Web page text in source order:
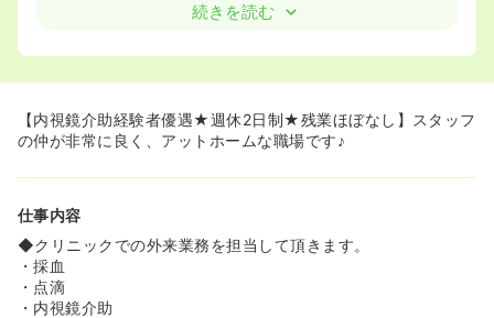
だく可能性があります。
≪スキルアップ可能★≫
り、幅広く知識や技術が身につきます！
◆ブランクのある方もご相談ください★
続きを読む
【内視鏡介助経験者優遇★週休2日制★残業ほぼなし】スタッフ
の仲が非常に良く、アットホームな職場です♪
仕事内容
◆クリニックでの外来業務を担当して頂きます。
・採血
・点滴
・内視鏡介助